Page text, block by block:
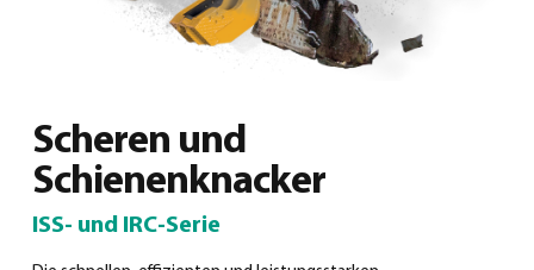
0
Scheren und
Schienenknacker
ISS- und IRC-Serie